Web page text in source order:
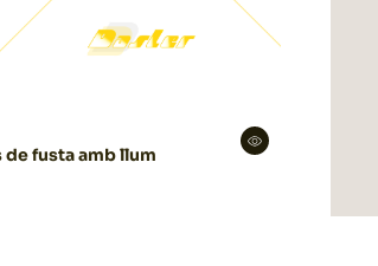
de fusta amb llum